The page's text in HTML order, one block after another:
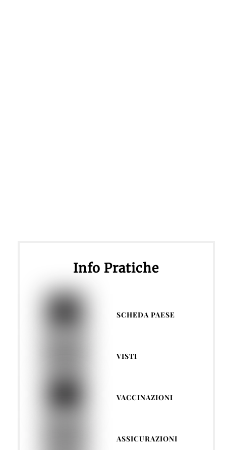
Info Pratiche
SCHEDA PAESE
VISTI
VACCINAZIONI
ASSICURAZIONI